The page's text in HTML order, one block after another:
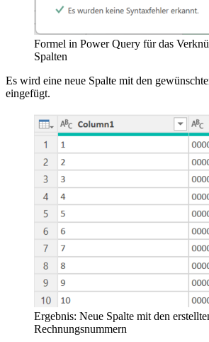
Formel in Power Query für das
Spalten
Es wird eine neue Spalte mit den
eingefügt.
Ergebnis: Neue Spalte mit den
Rechnungsnummern